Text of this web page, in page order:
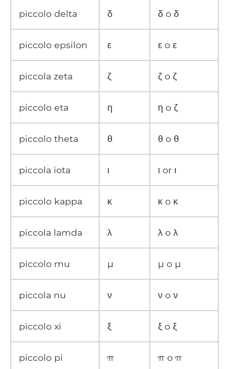
piccolo delta δ δ o δ
piccolo epsilon ε ε o ε
piccola zeta ζ ζ o ζ
piccolo eta η η o ζ
piccolo theta θ θ o θ
piccola iota ι ι or ι
piccolo kappa κ κ o κ
piccola lamda λ λ o λ
piccolo mu μ μ o μ
piccola nu ν ν o ν
piccolo xi ξ ξ o ξ
piccolo pi π π o π